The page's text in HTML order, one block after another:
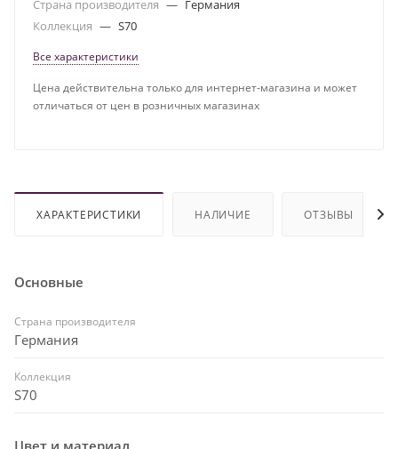
Страна производителя — Германия
Коллекция — S70
Все характеристики
Цена действительна только для интернет-магазина и может
отличаться от цен в розничных магазинах
ХАРАКТЕРИСТИКИ НАЛИЧИЕ ОТЗЫВЫ
Основные
Страна производителя
Германия
Коллекция
S70
Цвет и материал